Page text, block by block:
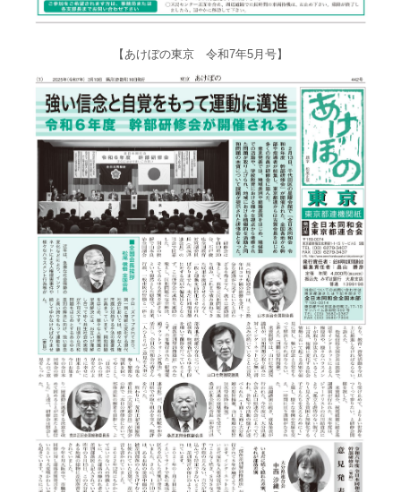
【あけぼの東京 令和7年5月号】